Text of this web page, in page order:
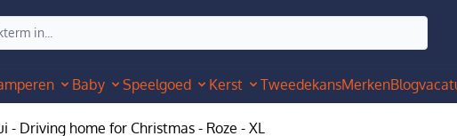
Baby Speelgoed Kerst TweedekansMerkenBlog
- Driving home for Christmas - Roze - XL